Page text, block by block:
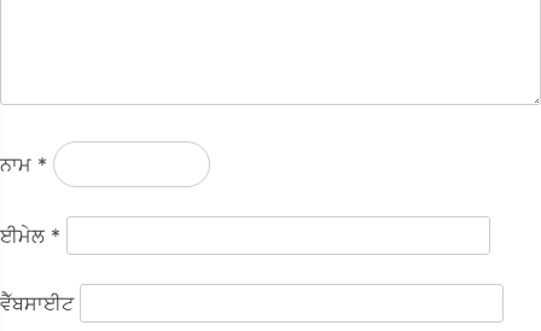
ਨਾਮ *
ਈਮੇਲ *
ਵੈੱਬਸਾਈਟ